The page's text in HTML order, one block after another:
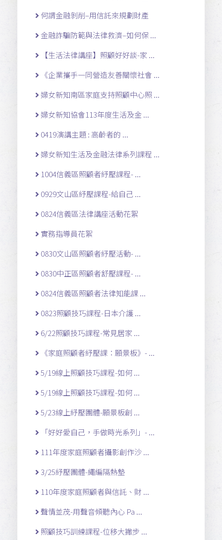
何謂金融剝削–用信託來規劃財產
金融詐騙防範與法律救濟–如何保 ...
【生活法律講座】照顧好好談-家 ...
《企業攜手一同營造友善關懷社會 ...
婦女新知南區家庭支持照顧中心照 ...
婦女新知協會113年度生活及金 ...
0419演講主題 : 高齡者的 ...
婦女新知生活及金融法律系列課程 ...
1004信義區照顧者紓壓課程- ...
0929文山區紓壓課程-給自己 ...
0824信義區法律講座活動花絮
實務指導員花絮
0830文山區照顧者紓壓活動- ...
0830中正區照顧者舒壓課程- ...
0824信義區照顧者法律知能課 ...
0823照顧技巧課程-日本介護 ...
6/22照顧技巧課程-常見居家 ...
《家庭照顧者紓壓課：願景板》- ...
5/19線上照顧技巧課程-如何 ...
5/19線上照顧技巧課程-如何 ...
5/23線上紓壓團體-願景板創 ...
「好好愛自己，手做時光系列」- ...
111年度家庭照顧者攝影創作沙 ...
3/25紓壓團體-繩編隔熱墊
110年度家庭照顧者與信託、財 ...
聲情並茂-用聲音傾聽內心 Pa ...
照顧技巧訓練課程-位移大撇步 ...